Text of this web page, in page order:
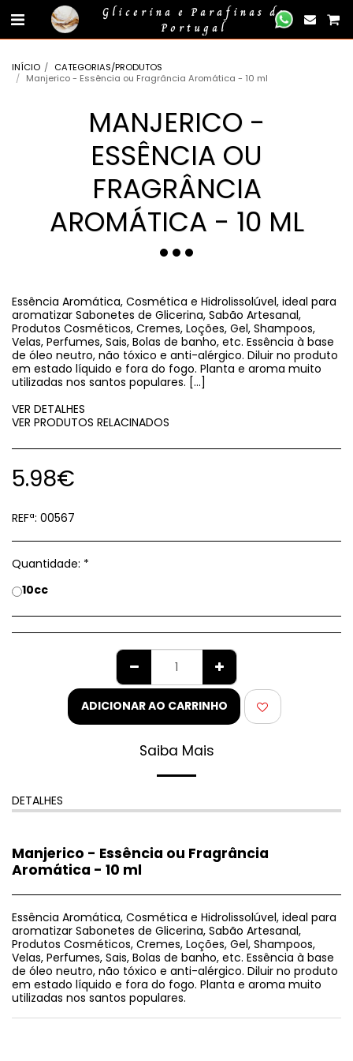
gtag('event', 'compra_finalizada', { //});
Glicerina e Parafinas de
Portugal
INÍCIO
CATEGORIAS/PRODUTOS
Manjerico - Essência ou Fragrância Aromática - 10 ml
MANJERICO -
ESSÊNCIA OU
FRAGRÂNCIA
AROMÁTICA - 10 ML
Essência Aromática, Cosmética e Hidrolissolúvel, ideal para
aromatizar Sabonetes de Glicerina, Sabão Artesanal,
Produtos Cosméticos, Cremes, Loções, Gel, Shampoos,
Velas, Perfumes, Sais, Bolas de banho, etc. Essência à base
de óleo neutro, não tóxico e anti-alérgico. Diluir no produto
em estado líquido e fora do fogo. Planta e aroma muito
utilizadas nos santos populares. [...]
VER DETALHES
VER PRODUTOS RELACINADOS
5.98€
REFª: 00567
Quantidade: *
10cc
ADICIONAR AO CARRINHO
Saiba Mais
DETALHES
Manjerico - Essência ou Fragrância
Aromática - 10 ml
Essência Aromática, Cosmética e Hidrolissolúvel, ideal para
aromatizar Sabonetes de Glicerina, Sabão Artesanal,
Produtos Cosméticos, Cremes, Loções, Gel, Shampoos,
Velas, Perfumes, Sais, Bolas de banho, etc. Essência à base
de óleo neutro, não tóxico e anti-alérgico. Diluir no produto
em estado líquido e fora do fogo. Planta e aroma muito
utilizadas nos santos populares.